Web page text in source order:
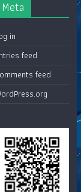
Meta
in
feed
feed